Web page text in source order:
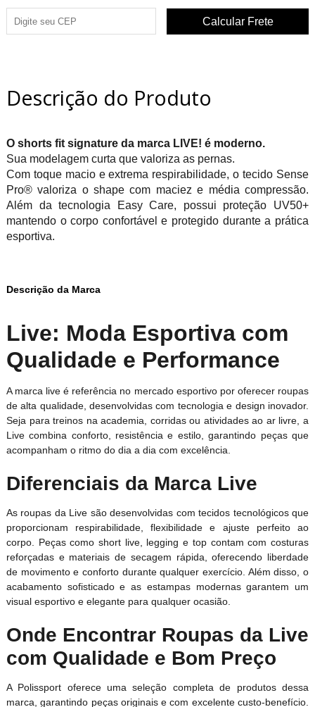
Descrição do Produto
O shorts fit signature da marca LIVE! é moderno.
Sua modelagem curta que valoriza as pernas.
Com toque macio e extrema respirabilidade, o tecido Sense
Pro® valoriza o shape com maciez e média compressão.
Além da tecnologia Easy Care, possui proteção UV50+
mantendo o corpo confortável e protegido durante a prática
esportiva.
Descrição da Marca
Live: Moda Esportiva com
Qualidade e Performance
A marca live é referência no mercado esportivo por oferecer roupas
de alta qualidade, desenvolvidas com tecnologia e design inovador.
Seja para treinos na academia, corridas ou atividades ao ar livre, a
Live combina conforto, resistência e estilo, garantindo peças que
acompanham o ritmo do dia a dia com excelência.
Diferenciais da Marca Live
As roupas da Live são desenvolvidas com tecidos tecnológicos que
proporcionam respirabilidade, flexibilidade e ajuste perfeito ao
corpo. Peças como short live, legging e top contam com costuras
reforçadas e materiais de secagem rápida, oferecendo liberdade
de movimento e conforto durante qualquer exercício. Além disso, o
acabamento sofisticado e as estampas modernas garantem um
visual esportivo e elegante para qualquer ocasião.
Onde Encontrar Roupas da Live
com Qualidade e Bom Preço
A Polissport oferece uma seleção completa de produtos dessa
marca, garantindo peças originais e com excelente custo-benefício.